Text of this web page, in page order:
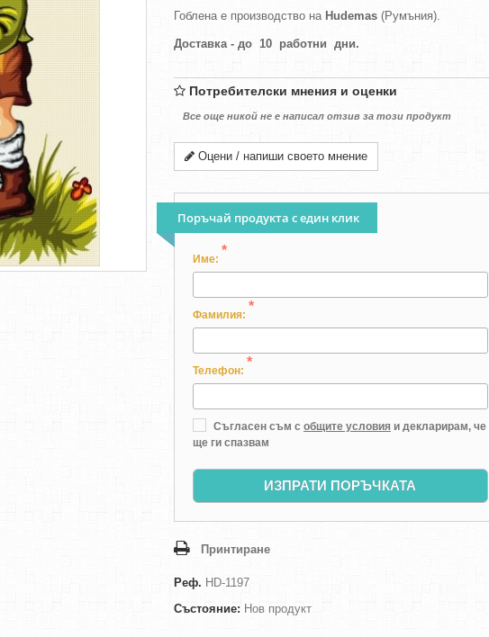
Гоблена е производство на Hudemas (Румъния).
Доставка - до 10 работни дни.
Потребителски мнения и оценки
Все още никой не е написал отзив за този продукт
Оцени / напиши своето мнение
Поръчай продукта с един клик
Име:
*
Фамилия:
*
Телефон:
*
Съгласен съм с общите условия и декларирам, че
ще ги спазвам
ИЗПРАТИ ПОРЪЧКАТА
Принтиране
Реф. HD-1197
Състояние: Нов продукт